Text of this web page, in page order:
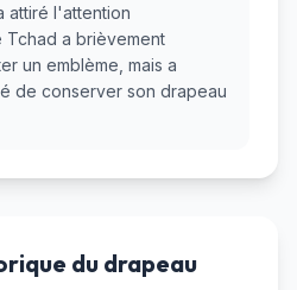
attiré l'attention
Tchad a brièvement
un emblème, mais a
de conserver son drapeau
du drapeau